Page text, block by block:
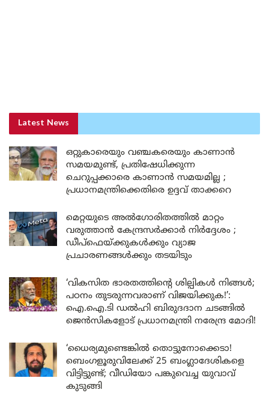
Latest News
ഒറ്റുകാരെയും വഞ്ചകരെയും കാണാൻ
സമയമുണ്ട്, പ്രതിഷേധിക്കുന്ന
ചെറുപ്പക്കാരെ കാണാൻ സമയമില്ല ;
പ്രധാനമന്ത്രിക്കെതിരെ ഉദ്ദവ് താക്കറെ
മെറ്റയുടെ അൽഗോരിതത്തിൽ മാറ്റം
വരുത്താൻ കേന്ദ്രസർക്കാർ നിർദ്ദേശം ;
ഡീപ്‌ഫെയ്ക്കുകൾക്കും വ്യാജ
പ്രചാരണങ്ങൾക്കും തടയിടും
‘വികസിത ഭാരതത്തിന്റെ ശില്പികൾ നിങ്ങൾ;
പഠനം തുടരുന്നവരാണ് വിജയിക്കുക!’:
ഐ.ഐ.ടി ഡൽഹി ബിരുദദാന ചടങ്ങിൽ
ജെൻസികളോട് പ്രധാനമന്ത്രി നരേന്ദ്ര മോദി!
‘ധൈര്യമുണ്ടെങ്കിൽ തൊട്ടുനോക്കെടാ!
ബെംഗളൂരുവിലേക്ക് 25 ബംഗ്ലാദേശികളെ
വിട്ടിട്ടുണ്ട്; വീഡിയോ പങ്കുവെച്ച യുവാവ്
കുടുങ്ങി